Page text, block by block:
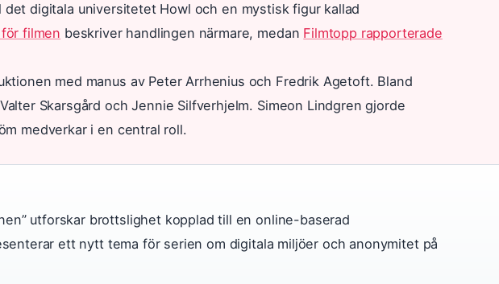
digitala universitetet Howl och en mystisk figur kallad
filmen beskriver handlingen närmare, medan Filmtopp rapporterade
med manus av Peter Arrhenius och Fredrik Agetoft. Bland
Skarsgård och Jennie Silfverhjelm. Simeon Lindgren gjorde
medverkar i en central roll.
utforskar brottslighet kopplad till en online-baserad
ett nytt tema för serien om digitala miljöer och anonymitet på